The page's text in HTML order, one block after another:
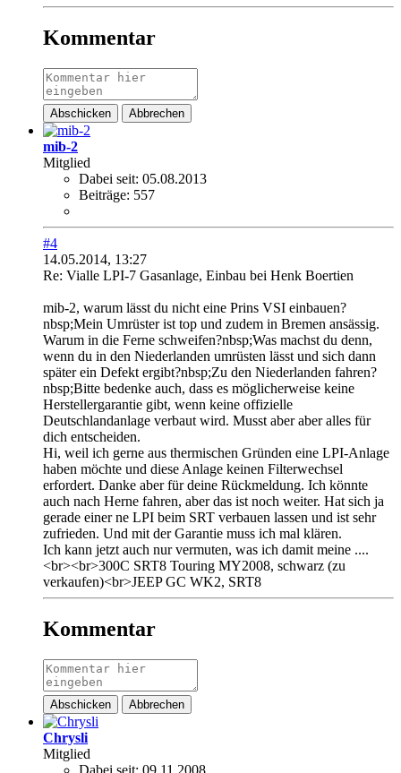
Kommentar
Abschicken Abbrechen
mib-2
Mitglied
Dabei seit: 05.08.2013
Beiträge: 557
#4
14.05.2014, 13:27
Re: Vialle LPI-7 Gasanlage, Einbau bei Henk Boertien
mib-2, warum lässt du nicht eine Prins VSI einbauen?
nbsp;Mein Umrüster ist top und zudem in Bremen ansässig.
Warum in die Ferne schweifen?nbsp;Was machst du denn,
wenn du in den Niederlanden umrüsten lässt und sich dann
später ein Defekt ergibt?nbsp;Zu den Niederlanden fahren?
nbsp;Bitte bedenke auch, dass es möglicherweise keine
Herstellergarantie gibt, wenn keine offizielle
Deutschlandanlage verbaut wird. Musst aber aber alles für
dich entscheiden.
Hi, weil ich gerne aus thermischen Gründen eine LPI-Anlage
haben möchte und diese Anlage keinen Filterwechsel
erfordert. Danke aber für deine Rückmeldung. Ich könnte
auch nach Herne fahren, aber das ist noch weiter. Hat sich ja
gerade einer ne LPI beim SRT verbauen lassen und ist sehr
zufrieden. Und mit der Garantie muss ich mal klären.
Ich kann jetzt auch nur vermuten, was ich damit meine ....
<br><br>300C SRT8 Touring MY2008, schwarz (zu
verkaufen)<br>JEEP GC WK2, SRT8
Kommentar
Abschicken Abbrechen
Chrysli
Mitglied
Dabei seit: 09.11.2008